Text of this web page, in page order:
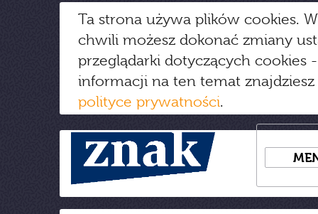
Ta strona używa plików cookies.
chwili możesz dokonać zmiany
przeglądarki dotyczących cookies
informacji na ten temat
polityce prywatności.